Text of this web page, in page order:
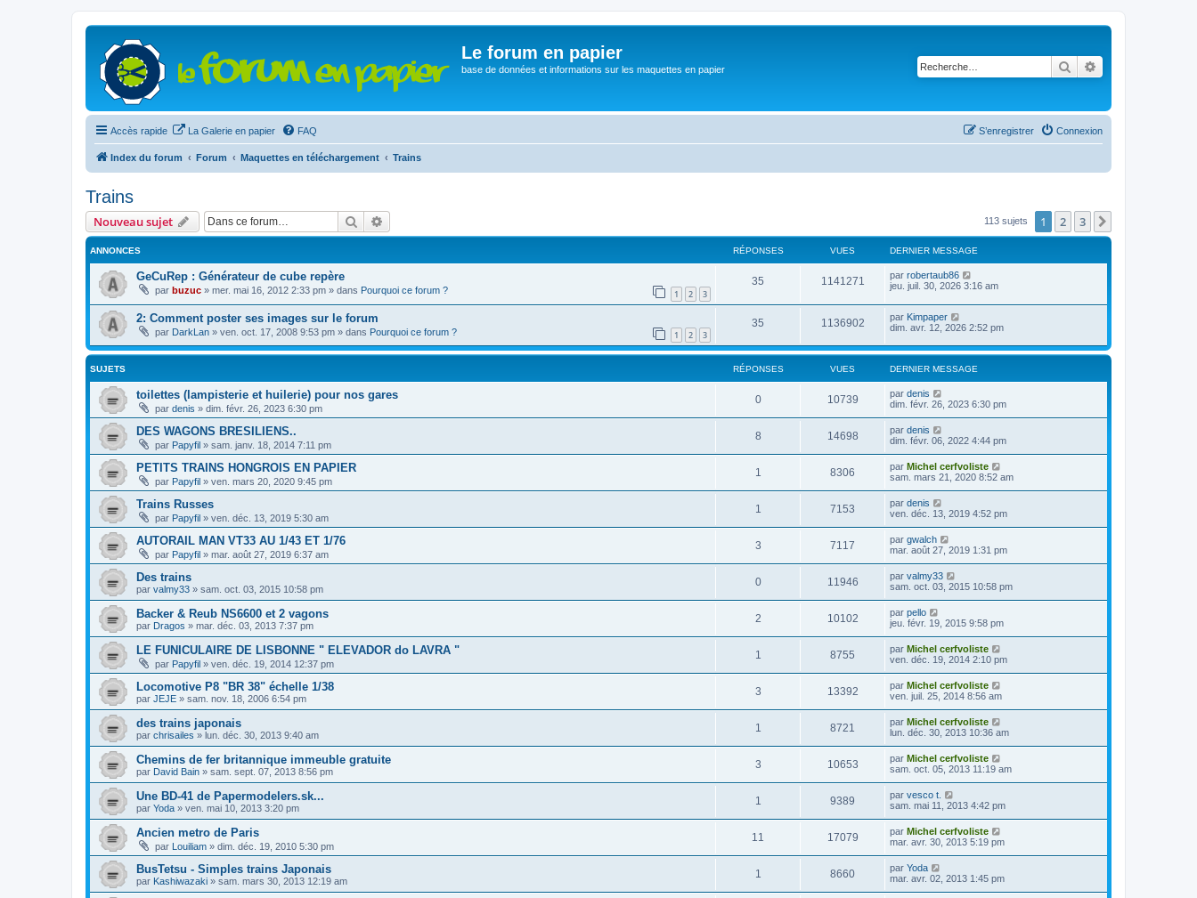
Le forum en papier
base de données et informations sur les maquettes en papier Rechercher
Accès rapide La Galerie en papier FAQ Connexion
S’enregistrer
Index du forum Forum Maquettes en téléchargement Trains
Trains
Nouveau sujet Rechercher 113 sujets 1 2 3
ANNONCES RÉPONSES VUES DERNIER MESSAGE
GeCuRep : Générateur de cube repère
par buzuc » mer. mai 16, 2012 2:33 pm » dans Pourquoi ce forum ? 1 2 3
35 1141271 par robertaub86
jeu. juil. 30, 2026 3:16 am
2: Comment poster ses images sur le forum
par DarkLan » ven. oct. 17, 2008 9:53 pm » dans Pourquoi ce forum ? 1 2 3
35 1136902 par Kimpaper
dim. avr. 12, 2026 2:52 pm
SUJETS RÉPONSES VUES DERNIER MESSAGE
toilettes (lampisterie et huilerie) pour nos gares
par denis » dim. févr. 26, 2023 6:30 pm
0 10739 par denis
dim. févr. 26, 2023 6:30 pm
DES WAGONS BRESILIENS..
par Papyfil » sam. janv. 18, 2014 7:11 pm
8 14698 par denis
dim. févr. 06, 2022 4:44 pm
PETITS TRAINS HONGROIS EN PAPIER
par Papyfil » ven. mars 20, 2020 9:45 pm
1 8306 par Michel cerfvoliste
sam. mars 21, 2020 8:52 am
Trains Russes
par Papyfil » ven. déc. 13, 2019 5:30 am
1 7153 par denis
ven. déc. 13, 2019 4:52 pm
AUTORAIL MAN VT33 AU 1/43 ET 1/76
par Papyfil » mar. août 27, 2019 6:37 am
3 7117 par gwalch
mar. août 27, 2019 1:31 pm
Des trains
par valmy33 » sam. oct. 03, 2015 10:58 pm
0 11946 par valmy33
sam. oct. 03, 2015 10:58 pm
Backer & Reub NS6600 et 2 vagons
par Dragos » mar. déc. 03, 2013 7:37 pm
2 10102 par pello
jeu. févr. 19, 2015 9:58 pm
LE FUNICULAIRE DE LISBONNE " ELEVADOR do LAVRA "
par Papyfil » ven. déc. 19, 2014 12:37 pm
1 8755 par Michel cerfvoliste
ven. déc. 19, 2014 2:10 pm
Locomotive P8 "BR 38" échelle 1/38
par JEJE » sam. nov. 18, 2006 6:54 pm
3 13392 par Michel cerfvoliste
ven. juil. 25, 2014 8:56 am
des trains japonais
par chrisailes » lun. déc. 30, 2013 9:40 am
1 8721 par Michel cerfvoliste
lun. déc. 30, 2013 10:36 am
Chemins de fer britannique immeuble gratuite
par David Bain » sam. sept. 07, 2013 8:56 pm
3 10653 par Michel cerfvoliste
sam. oct. 05, 2013 11:19 am
Une BD-41 de Papermodelers.sk...
par Yoda » ven. mai 10, 2013 3:20 pm
1 9389 par vesco t.
sam. mai 11, 2013 4:42 pm
Ancien metro de Paris
par Louiliam » dim. déc. 19, 2010 5:30 pm
11 17079 par Michel cerfvoliste
mar. avr. 30, 2013 5:19 pm
BusTetsu - Simples trains Japonais
par Kashiwazaki » sam. mars 30, 2013 12:19 am
1 8660 par Yoda
mar. avr. 02, 2013 1:45 pm